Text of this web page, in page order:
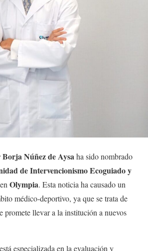
Núñez de Aysaha sido nombrado
de Intervencionismo Ecoguiado y
enOlympia. Esta noticia ha causado un
médico-deportivo, ya que se trata de
promete llevar a la institución a nuevos
está especializada en la evaluación y